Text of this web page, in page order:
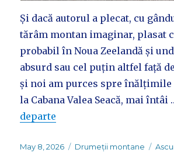
Și dacă autorul a plecat, cu
tărâm montan imaginar, plasat
probabil în Noua Zeelandă și
absurd sau cel puțin altfel față
și noi am purces spre înălțimile
la Cabana Valea Seacă, mai întâi
departe
Posted
May 8, 2026 Categories
Drumeții montane Tags